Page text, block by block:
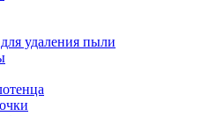
удаления пыли